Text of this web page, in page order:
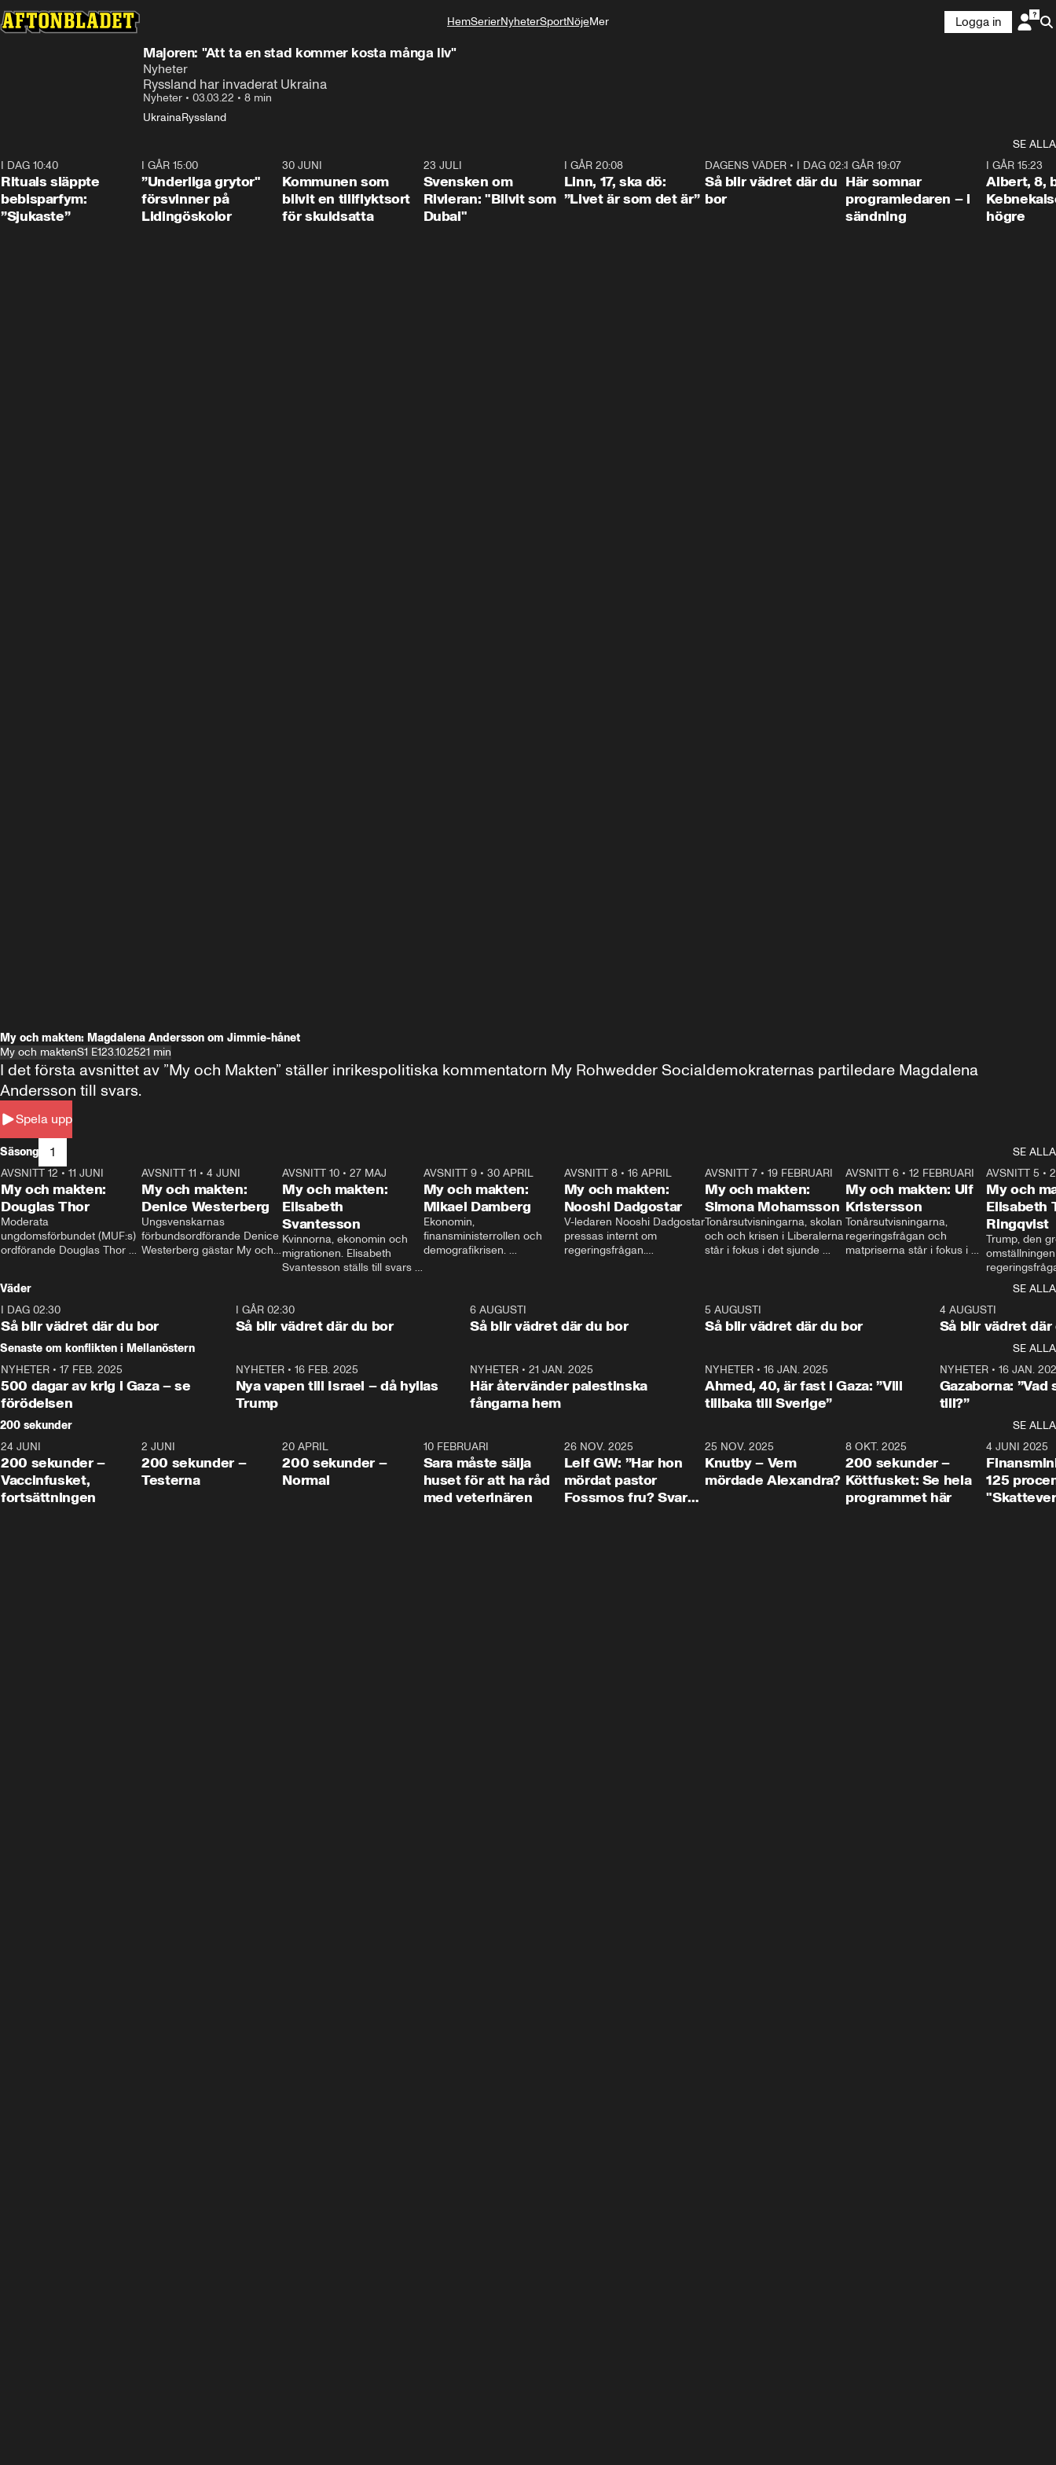
HemSerierNyheterSportNöjeMer
Logga in
Majoren: "Att ta en stad kommer kosta många liv"
Nyheter
Ryssland har invaderat Ukraina
Nyheter • 03.03.22 • 8 min
UkrainaRyssland
SE ALLA
I DAG 10:40
Rituals släppte
bebisparfym:
”Sjukaste”
1:07
I GÅR 15:00
”Underliga grytor"
försvinner på
Lidingöskolor
30 JUNI
Kommunen som
blivit en tillflyktsort
för skuldsatta
23 JULI
Svensken om
Rivieran: "Blivit som
Dubai"
I GÅR 20:08
Linn, 17, ska dö:
”Livet är som det är”
1:06
DAGENS VÄDER• I DAG 02:30
Så blir vädret där du
bor
I GÅR 19:07
Här somnar
programledaren – i
sändning
I GÅR 15:23
Albert, 8,
högre
My och makten: Magdalena Andersson om Jimmie-hånet
My och maktenS1 E123.10.2521 min
Spela upp
I det första avsnittet av ”My och Makten” ställer inrikespolitiska kommentatorn My Rohwedder Socialdemokraternas partiledare Magdalena
Andersson till svars.
Säsong 1
SE ALLA
26:27
AVSNITT 12 • 11 JUNI
My och makten:
Douglas Thor
Moderata
ungdomsförbundet (MUF:s)
ordförande Douglas Thor
tonårsutvisningarna och hur
Moderaterna ska locka
väljare till valet i höst.
23:40
AVSNITT 11 •4 JUNI
My och makten:
Denice Westerberg
Ungsvenskarnas
förbundsordförande Denice
Westerberg gästar My och
AVSNITT 10 •27 MAJ
My och makten:
Elisabeth
Svantesson
Kvinnorna, ekonomin och
migrationen. Elisabeth
Svantesson ställs till svars
AVSNITT 9• 30 APRIL
My och makten:
Mikael Damberg
Ekonomin,
finansministerrollen och
demografikrisen.
och Makten.
AVSNITT 8• 16 APRIL
My och makten:
Nooshi Dadgostar
V-ledaren Nooshi Dadgostar
pressas internt om
regeringsfrågan.
– Vi ställer upp i val. Ska vi
vara med så sitter vi förstås
24:30
AVSNITT 7• 19 FEBRUARI
My och makten:
Simona Mohamsson
Tonårsutvisningarna, skolan
och och krisen i Liberalerna
står i fokus i det sjunde
kommentator My
Rohwedder ställer
utbildnings- och
Mohamsson till svars.
27:30
AVSNITT 6 •12 FEBRUARI
My och makten: Ulf
Kristersson
Tonårsutvisningarna,
regeringsfrågan och
matpriserna står i fokus i
Rohwedder ställer
statsminister Ulf Kristersson
AVSNITT 5 •
My och
Elisabeth
Ringqvist
Trump, den
centrum i
avsnittet av
Makten”. Se
Aftonbladets
Rohwedder
Thand Ring
Väder
SE ALLA
I DAG 02:30
Så blir vädret där du bor
1:06
I GÅR 02:30
Så blir vädret där du bor
6 AUGUSTI
Så blir vädret där du bor
5 AUGUSTI
Så blir vädret där du bor
4 AUGUSTI
Så blir vädret där
Senaste om konflikten i Mellanöstern
SE ALLA
NYHETER • 17 FEB. 2025
500 dagar av krig i Gaza – se
förödelsen
NYHETER• 16 FEB. 2025
Nya vapen till Israel – då hyllas
Trump
NYHETER •21 JAN. 2025
Här återvänder palestinska
fångarna hem
NYHETER• 16 JAN. 2025
Ahmed, 40, är fast i Gaza: ”Vill
tillbaka till Sverige”
NYHETER• 16 JAN.
Gazaborna:
till?”
200 sekunder
SE ALLA
5:00
24 JUNI
200 sekunder –
Vaccinfusket,
fortsättningen
4:23
2 JUNI
200 sekunder –
Testerna
20 APRIL
200 sekunder –
Normal
10 FEBRUARI
Sara måste sälja
huset för att ha råd
med veterinären
26 NOV. 2025
Leif GW: ”Har hon
mördat pastor
Fossmos fru? Svar
31:05
25 NOV. 2025
Knutby – Vem
mördade Alexandra?
4:29
8 OKT. 2025
200 sekunder –
Köttfusket: Se hela
programmet här
4 JUNI 2025
125